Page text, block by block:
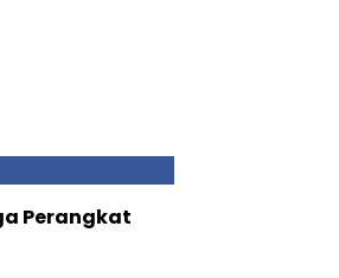
Perangkat